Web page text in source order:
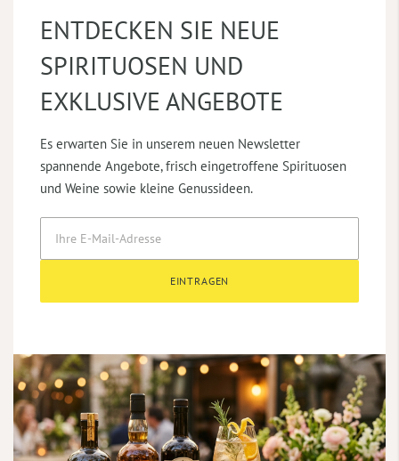
ENTDECKEN SIE NEUE
SPIRITUOSEN UND
EXKLUSIVE ANGEBOTE
Es erwarten Sie in unserem neuen Newsletter
spannende Angebote, frisch eingetroffene Spirituosen
und Weine sowie kleine Genussideen.
EINTRAGEN